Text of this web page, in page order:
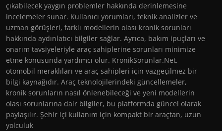
çıkabilecek yaygın problemler hakkında derinlemesine
incelemeler sunar. Kullanıcı yorumları, teknik analizler ve
uzman görüşleri, farklı modellerin olası kronik sorunları
hakkında aydınlatıcı bilgiler sağlar. Ayrıca, bakım ipuçları ve
onarım tavsiyeleriyle araç sahiplerine sorunları minimize
etme konusunda yardımcı olur. KronikSorunlar.Net,
otomobil meraklıları ve araç sahipleri için vazgeçilmez bir
bilgi kaynağıdır. Araç teknolojilerindeki güncellemeler,
kronik sorunların nasıl önlenebileceği ve yeni modellerin
olası sorunlarına dair bilgiler, bu platformda güncel olarak
paylaşılır. Şehir içi kullanım için kompakt bir araçtan, uzun
yolculuk